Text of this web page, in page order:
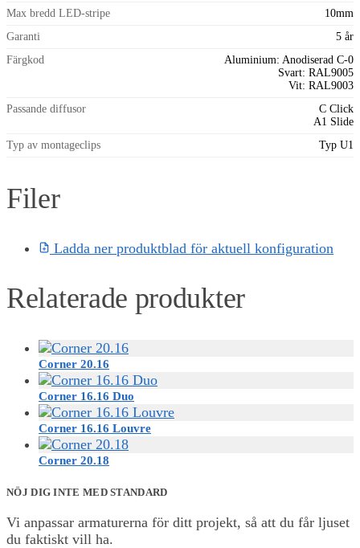
Max bredd LED-stripe
10mm
Garanti
5 år
Färgkod
Aluminium: Anodiserad C-0
Svart: RAL9005
Vit: RAL9003
Passande diffusor
C Click
A1 Slide
Typ av montageclips
Typ U1
Filer
Ladda ner produktblad för aktuell konfiguration
Relaterade produkter
Corner 20.16
Corner 16.16 Duo
Corner 16.16 Louvre
Corner 20.18
NÖJ DIG INTE MED STANDARD
Vi anpassar armaturerna för ditt projekt, så att du får ljuset
du faktiskt vill ha.